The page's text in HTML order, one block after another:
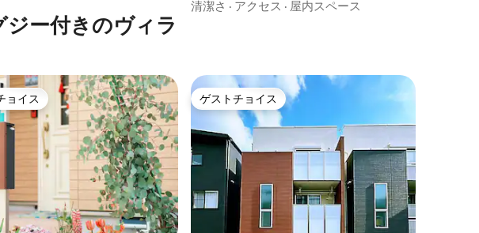
清潔さ · アクセス · 屋内スペース
ー付きのヴィラ
ョイス
ョイス ゲストチョイス
ゲストチョイス